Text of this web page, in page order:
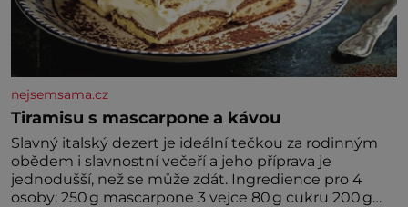
nejsemsama.cz
Tiramisu s mascarpone a kávou
Slavný italský dezert je ideální tečkou za rodinným
obědem i slavnostní večeří a jeho příprava je
jednodušší, než se může zdát. Ingredience pro 4
osoby: 250 g mascarpone 3 vejce 80 g cukru 200 g